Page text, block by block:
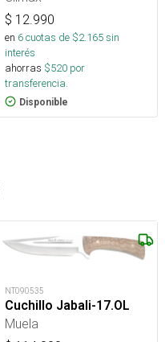
$ 12.990
en 6cuotas de $2.165sin
interés
ahorras $520 por
transferencia.
Disponible
NT090535
Cuchillo Jabali-17.OL
Muela